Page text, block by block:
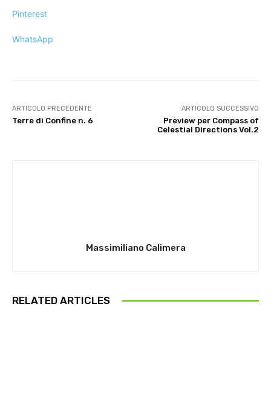
Pinterest
WhatsApp
ARTICOLO PRECEDENTE
Terre di Confine n. 6
ARTICOLO SUCCESSIVO
Preview per Compass of
Celestial Directions Vol.2
Massimiliano Calimera
RELATED ARTICLES